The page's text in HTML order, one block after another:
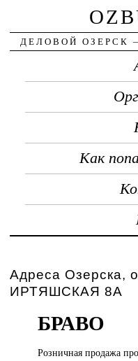
ДЕЛОВОЙ ОЗЕРСК
Как
Адреса Озерска,
ИРТЯШСКАЯ 8А
БРАВО
Розничная продажа